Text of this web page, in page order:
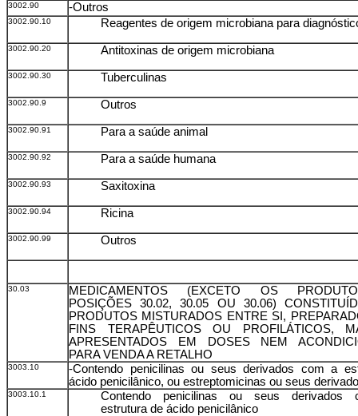
3002.90 -Outros
3002.90.10 Reagentes de origem microbiana para
3002.90.20 Antitoxinas de origem microbiana
3002.90.30 Tuberculinas
3002.90.9 Outros
3002.90.91 Para a saúde animal
3002.90.92 Para a saúde humana
3002.90.93 Saxitoxina
3002.90.94 Ricina
3002.90.99 Outros
30.03
MEDICAMENTOS (EXCETO OS
POSIÇÕES 30.02, 30.05 OU 30.06)
PRODUTOS MISTURADOS ENTRE SI,
FINS TERAPÊUTICOS OU PROFILÁTICOS,
APRESENTADOS EM DOSES NEM
PARA VENDA A RETALHO
3003.10
-Contendo penicilinas ou seus derivados com a
ácido penicilânico, ou estreptomicinas ou seus
3003.10.1
Contendo penicilinas ou seus derivados
estrutura de ácido penicilânico